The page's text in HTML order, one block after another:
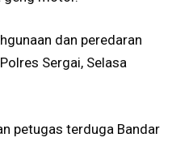
dan peredaran
Sergai, Selasa
petugas terduga Bandar